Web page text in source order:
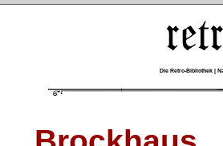
Die Retro-Bibliothek |